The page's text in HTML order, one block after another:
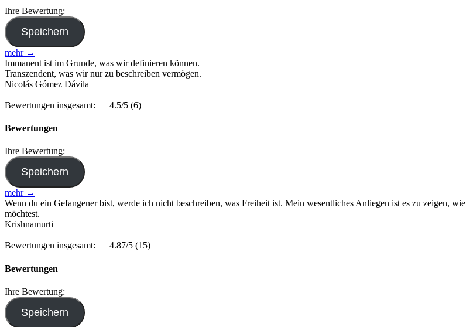
Ihre Bewertung:
mehr →
Immanent ist im Grunde, was wir definieren können.
Transzendent, was wir nur zu beschreiben vermögen.
Nicolás Gómez Dávila
Bewertungen insgesamt: 4.5/5 (6)
Bewertungen
Ihre Bewertung:
mehr →
Wenn du ein Gefangener bist, werde ich nicht beschreiben, was Freiheit ist. Mein wesentliches Anliegen ist es zu zeigen,
möchtest.
Krishnamurti
Bewertungen insgesamt: 4.87/5 (15)
Bewertungen
Ihre Bewertung: